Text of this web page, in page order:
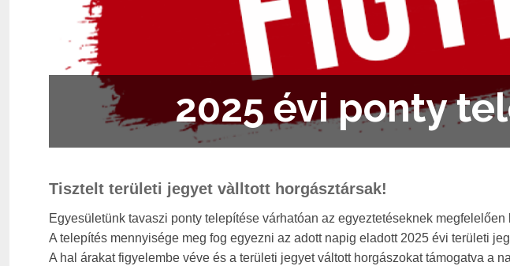
2025 évi ponty
Tisztelt területi jegyet vàlltott horgásztársak!
Egyesületünk tavaszi ponty telepítése várhatóan az egyeztetéseknek
A telepítés mennyisége meg fog egyezni az adott napig eladott 2025 évi területi
A hal árakat figyelembe véve és a területi jegyet váltott horgászokat támogatva a